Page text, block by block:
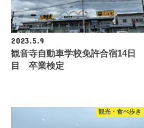
2023.5.9
観音寺自動車学校免許合宿14日
目 卒業検定
観光・食べ歩き